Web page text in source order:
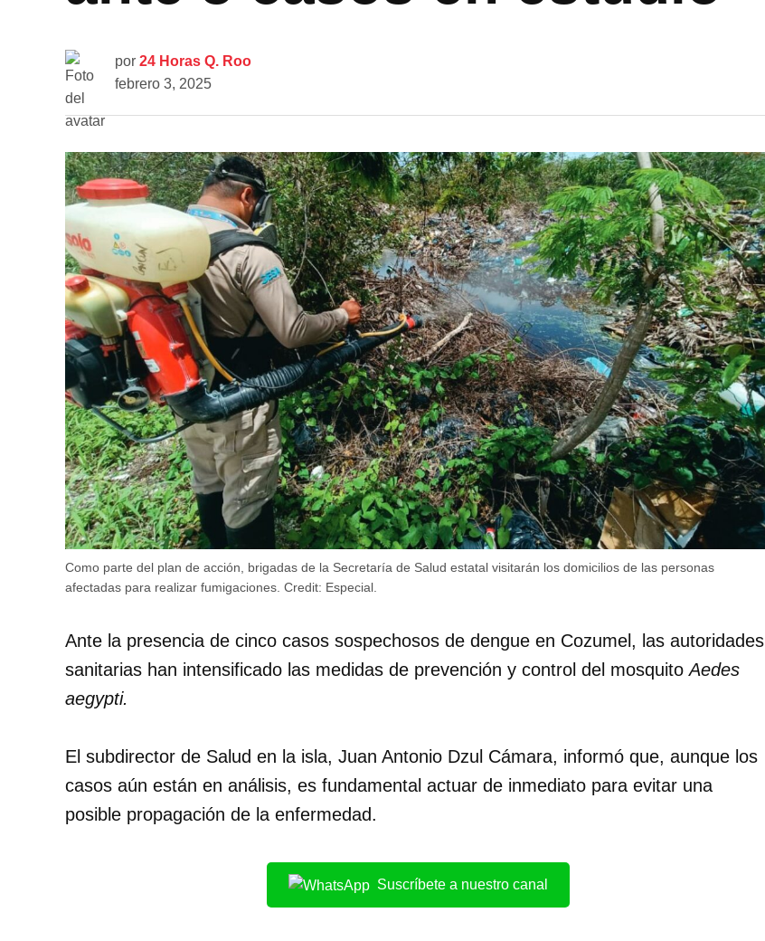
por 24 Horas Q. Roo
febrero 3, 2025
Como parte del plan de acción, brigadas de la Secretaría de Salud estatal visitarán los domicilios de las personas
afectadas para realizar fumigaciones. Credit: Especial.
Ante la presencia de cinco casos sospechosos de dengue en Cozumel, las autoridades
sanitarias han intensificado las medidas de prevención y control del mosquitoAedes
aegypti.
El subdirector de Salud en la isla, Juan Antonio Dzul Cámara, informó que, aunque los
casos aún están en análisis, es fundamental actuar de inmediato para evitar una
posible propagación de la enfermedad.
Suscríbete a nuestro canal